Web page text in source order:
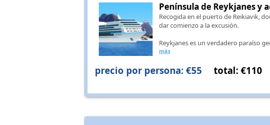
Península de Reykjanes y
Recogida en el puerto de Reikiavik,
dar comienzo a la excusión.
Reykjanes es un verdadero paraíso
más
precio por persona: €55 total: €110